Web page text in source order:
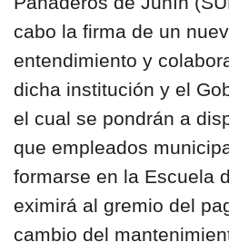
cabo la firma de un
entendimiento y
dicha institución y el
el cual se pondrán a
que empleados
formarse en la Escuela
eximirá al gremio del
cambio del